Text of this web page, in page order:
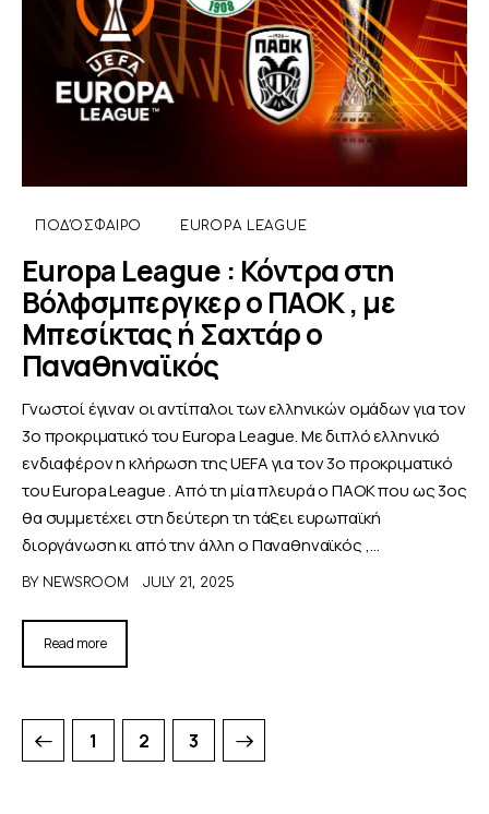
ΠΟΔΌΣΦΑΙΡΟ EUROPA LEAGUE
Europa League : Κόντρα στη
Βόλφσμπεργκερ ο ΠΑΟΚ , με
Μπεσίκτας ή Σαχτάρ ο
Παναθηναϊκός
Γνωστοί έγιναν οι αντίπαλοι των ελληνικών ομάδων για τον
3ο προκριματικό του Europa League. Με διπλό ελληνικό
ενδιαφέρον η κλήρωση της UEFA για τον 3ο προκριματικό
του Europa League . Από τη μία πλευρά ο ΠΑΟΚ που ως 3ος
θα συμμετέχει στη δεύτερη τη τάξει ευρωπαϊκή
διοργάνωση κι από την άλλη ο Παναθηναϊκός ,…
BY NEWSROOM JULY 21, 2025
Read more
1 2 3
>